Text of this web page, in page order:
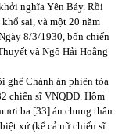
nghĩa Yên Báy. Rồi
sai, và một 20 năm
8/3/1930, bốn chiến
và Ngô Hải Hoằng
ghế Chánh án phiên tòa
chiến sĩ VNQDĐ. Hôm
ba [33] án chung thân
xứ (kể cả nữ chiến sĩ